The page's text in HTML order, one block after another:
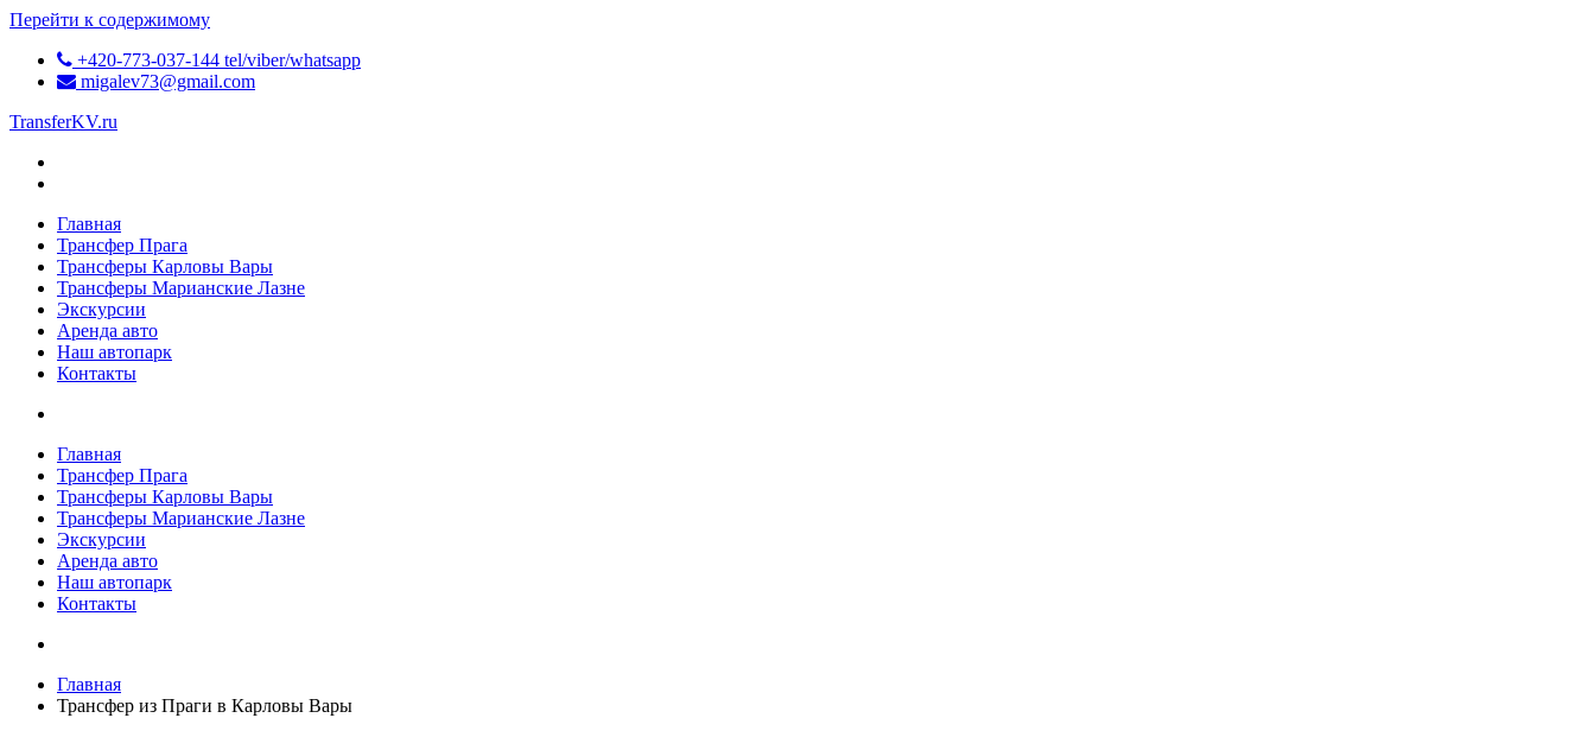
Перейти к содержимому
+420-773-037-144 tel/viber/whatsapp
migalev73@gmail.com
TransferKV.ru
Главная
Трансфер Прага
Трансферы Карловы Вары
Трансферы Марианские Лазне
Экскурсии
Аренда авто
Наш автопарк
Контакты
Главная
Трансфер Прага
Трансферы Карловы Вары
Трансферы Марианские Лазне
Экскурсии
Аренда авто
Наш автопарк
Контакты
Главная
Трансфер из Праги в Карловы Вары